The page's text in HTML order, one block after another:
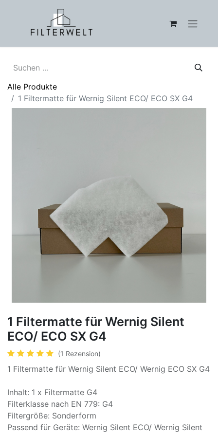
Alle Produkte
1 Filtermatte für Wernig Silent ECO/ ECO SX G4
1 Filtermatte für Wernig Silent
ECO/ ECO SX G4
(1 Rezension)
1 Filtermatte für Wernig Silent ECO/ Wernig ECO SX G4
Inhalt: 1 x Filtermatte G4
Filterklasse nach EN 779: G4
Filtergröße: Sonderform
Passend für Geräte: Wernig Silent ECO/ Wernig Silent